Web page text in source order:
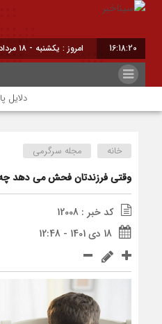
16:18:21 برابر با : Sun
دلایل
خانه مجله سرگرمی
وقتی فرزندتان فحش می دهد چه
کد خبر : 12008
18 دی 1401 - 12:48